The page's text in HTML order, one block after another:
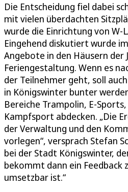
Die Entscheidung fiel dabei
mit vielen überdachten
wurde die Einrichtung von W-
Eingehend diskutiert wurde
Angebote in den Häusern der
Feriengestaltung. Wenn es
der Teilnehmer geht, soll
in Königswinter bunter
Bereiche Trampolin, E-
Kampfsport abdecken. „Die
der Verwaltung und den
vorlegen“, versprach Stefan
bei der Stadt Königswinter,
bekommt dann ein Feedback
umsetzbar ist.“